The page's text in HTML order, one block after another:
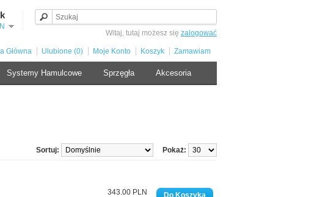
Witaj, tutaj możesz się zalogować
Główna Ulubione (0) Moje Konto Koszyk Zamawiam
Systemy Hamulcowe Sprzęgła Akcesoria
Pokaż:
Sortuj:
343.00 PLN